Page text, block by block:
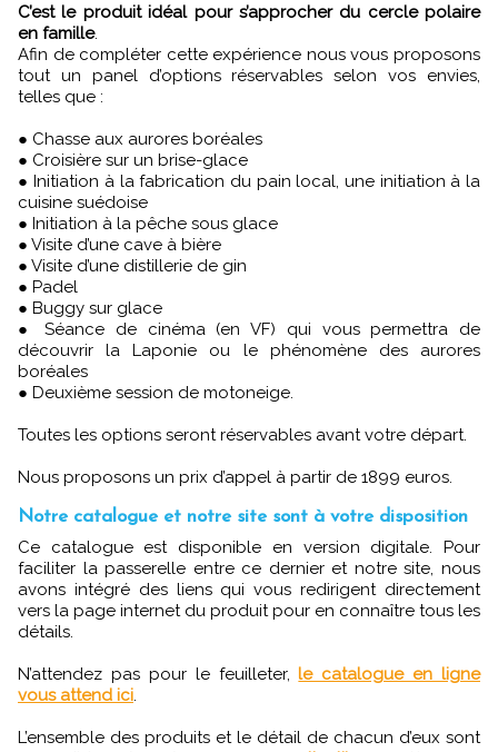
C’est le produit idéal pour s’approcher du cercle polaire
en famille.
Afin de compléter cette expérience nous vous proposons
tout un panel d’options réservables selon vos envies,
telles que :
● Chasse aux aurores boréales
● Croisière sur un brise-glace
● Initiation à la fabrication du pain local, une initiation à la
cuisine suédoise
● Initiation à la pêche sous glace
● Visite d’une cave à bière
● Visite d’une distillerie de gin
● Padel
● Buggy sur glace
● Séance de cinéma (en VF) qui vous permettra de
découvrir la Laponie ou le phénomène des aurores
boréales
● Deuxième session de motoneige.
Toutes les options seront réservables avant votre départ.
Nous proposons un prix d’appel à partir de 1899 euros.
Notre catalogue et notre site sont à votre disposition
Ce catalogue est disponible en version digitale. Pour
faciliter la passerelle entre ce dernier et notre site, nous
avons intégré des liens qui vous redirigent directement
vers la page internet du produit pour en connaître tous les
détails.
N’attendez pas pour le feuilleter, le catalogue en ligne
vous attend ici
L’ensemble des produits et le détail de chacun d’eux sont